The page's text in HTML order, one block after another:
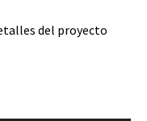
del proyecto